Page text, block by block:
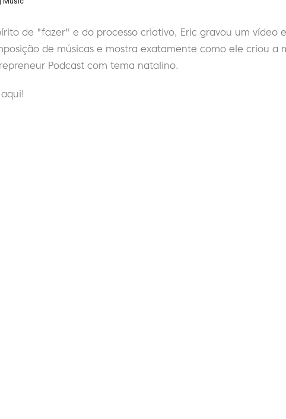
de "fazer" e do processo criativo, Eric gravou um vídeo
de músicas e mostra exatamente como ele criou a
Podcast com tema natalino.